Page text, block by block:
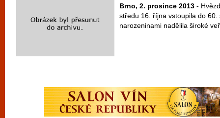
Brno, 2. prosince 2013 -
středu 16. října vstoupila do
narozeninami nadělila široké